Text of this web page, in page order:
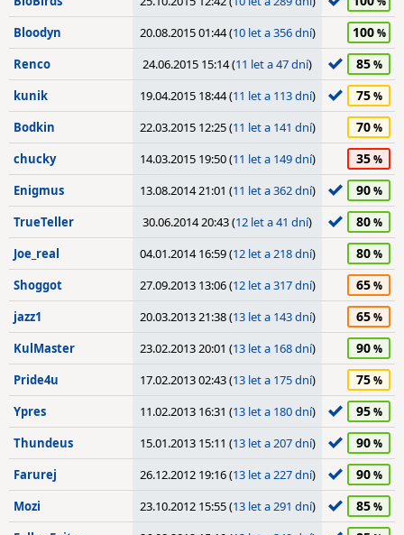
Bloodyn 20.08.2015 01:44 (10 let a 356 dní) 100
Renco 24.06.2015 15:14 (11 let a 47 dní) 85
kunik 19.04.2015 18:44 (11 let a 113 dní) 75
Bodkin 22.03.2015 12:25 (11 let a 141 dní) 70
chucky 14.03.2015 19:50 (11 let a 149 dní) 35
Enigmus 13.08.2014 21:01 (11 let a 362 dní) 90
TrueTeller 30.06.2014 20:43 (12 let a 41 dní) 80
Joe_real 04.01.2014 16:59 (12 let a 218 dní) 80
Shoggot 27.09.2013 13:06 (12 let a 317 dní) 65
jazz1 20.03.2013 21:38 (13 let a 143 dní) 65
KulMaster 23.02.2013 20:01 (13 let a 168 dní) 90
Pride4u 17.02.2013 02:43 (13 let a 175 dní) 75
Ypres 11.02.2013 16:31 (13 let a 180 dní) 95
Thundeus 15.01.2013 15:11 (13 let a 207 dní) 90
Farurej 26.12.2012 19:16 (13 let a 227 dní) 90
Mozi 23.10.2012 15:55 (13 let a 291 dní) 85